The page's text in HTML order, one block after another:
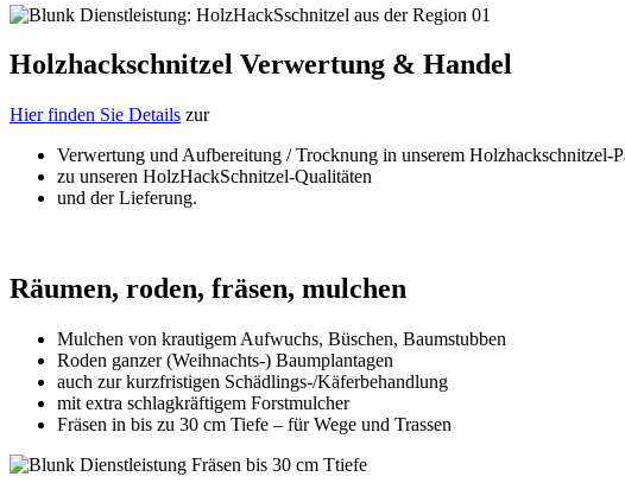
Holzhackschnitzel Verwertung & Handel
Hier finden Sie Details zur
Verwertung und Aufbereitung / Trocknung in unserem Holzhackschnitzel-
zu unseren HolzHackSchnitzel-Qualitäten
und der Lieferung.
Räumen, roden, fräsen, mulchen
Mulchen von krautigem Aufwuchs, Büschen, Baumstubben
Roden ganzer (Weihnachts-) Baumplantagen
auch zur kurzfristigen Schädlings-/Käferbehandlung
mit extra schlagkräftigem Forstmulcher
Fräsen in bis zu 30 cm Tiefe – für Wege und Trassen